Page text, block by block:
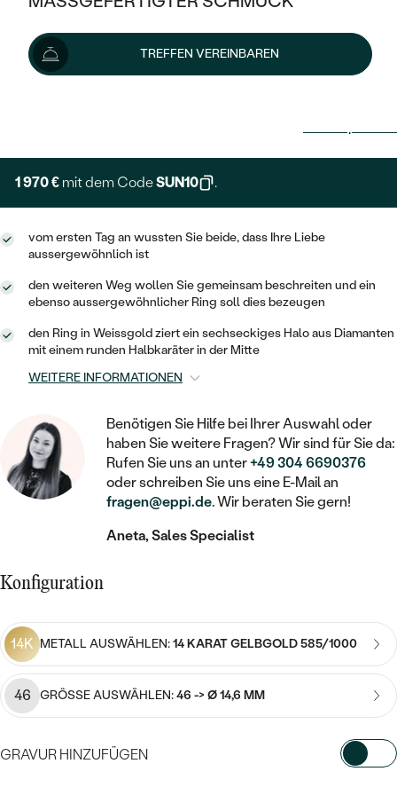
KLASSISCH
V-FORM
VINTAGE
AUSSERGEWÖHNLICHE
IM SET
NACH PREIS
GÜNSTIG
LUXURIÖSE
MIT MEHREREN DIAMANTEN
HALO
VINTAGE
AUSSERGEWÖHNLICH
GESTALTE EINEN RING
WÄHLE EINEN RING
DIAMANTEN ZUM EINFASSEN
LAB GROWN DIAMANTEN ZUM
EINFASSEN
FARBIGE DIAMANTEN ZUM EINFASSEN
NACH EDELSTEIN
MIT DIAMANT
MIT LAB GROWN DIAMANT
MIT MOISSANIT
MIT FARBIGEN DIAMANTEN
MIT SCHWARZEN DIAMANTEN
AUSVERKAUF
WENN SCHMUCK HILFT
OHRRINGE
RINGE
ANHÄNGER / KETTEN
ARMBÄNDER
SCHMUCKSET
HERRENSCHMUCK
SCHMUCK FÜR KINDER
BROSCHEN
SCHMUCKZUBEHÖR
SILBER
PLATIN
NACH STEIN
PLATIN
OHRSTECKER
MINIMALISTISCHE
OHRHÄNGER
SOLITÄR
HERZ
PIERCINGS
MIT DIAMANT
MIT EDELSTEIN
PERLENOHRRINGE
NACH PREIS
GOLD
SILBER
NACH STYL
SOLITÄR
ZUR GEBURT EINES KINDES
PERSONALISIERT
MIT STERNZEICHEN
MINIMALISTISCH
MEDAILLON
KETTEN
HERZKETTEN
MIT DIAMANT
MIT EDELSTEIN
AUSVERKAUF
SILBER
MINIMALISTISCHE
SIEGELRINGE
PERSONALISIERT
NACH EDELSTEIN
MIT DIAMANT
MIT EDELSTEIN
PERLENRINGE
NACH PREIS
PREISWERTE
TREFFEN VEREINBAREN
2 189 €
1 970 € mit dem CodeSUN10 .
vom ersten Tag an wussten Sie beide, dass Ihre Liebe
aussergewöhnlich ist
den weiteren Weg wollen Sie gemeinsam beschreiten und ein
ebenso aussergewöhnlicher Ring soll dies bezeugen
den Ring in Weissgold ziert ein sechseckiges Halo aus Diamanten
mit einem runden Halbkaräter in der Mitte
WEITERE INFORMATIONEN
Benötigen Sie Hilfe bei Ihrer Auswahl oder
haben Sie weitere Fragen? Wir sind für Sie da:
Rufen Sie uns an unter+49 304 6690376
oder schreiben Sie uns eine E-Mail an
fragen@eppi.de. Wir beraten Sie gern!
Aneta, Sales Specialist
Konfiguration
14K METALL AUSWÄHLEN:14 KARAT GELBGOLD 585/1000
46 GRÖSSE AUSWÄHLEN:46 -> Ø 14,6 MM
GRAVUR HINZUFÜGEN